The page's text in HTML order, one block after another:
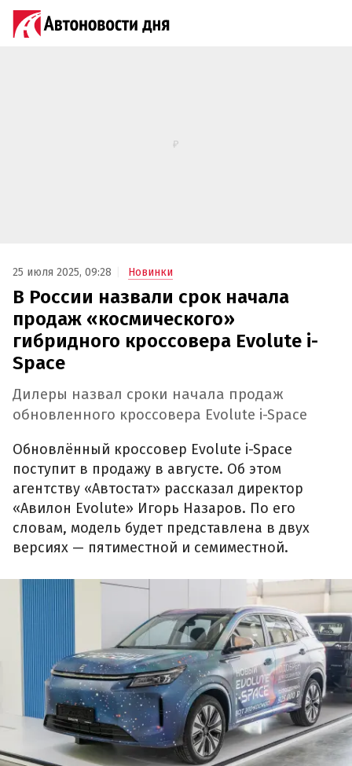
25 июля 2025, 09:28 Новинки
В России назвали срок начала
продаж «космического»
гибридного кроссовера Evolute i-
Space
Дилеры назвал сроки начала продаж
обновленного кроссовера Evolute i-Space
Обновлённый кроссовер Evolute i-Space
поступит в продажу в августе. Об этом
агентству «Автостат» рассказал директор
«Авилон Evolute» Игорь Назаров. По его
словам, модель будет представлена в двух
версиях — пятиместной и семиместной.